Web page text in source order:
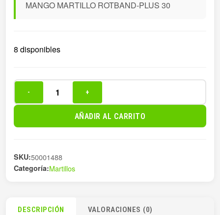
MANGO MARTILLO ROTBAND-PLUS 30
8 disponibles
MARTILLO
cantidad
- +
AÑADIR AL CARRITO
SKU:50001488
Categoría:Martillos
DESCRIPCIÓN VALORACIONES (0)